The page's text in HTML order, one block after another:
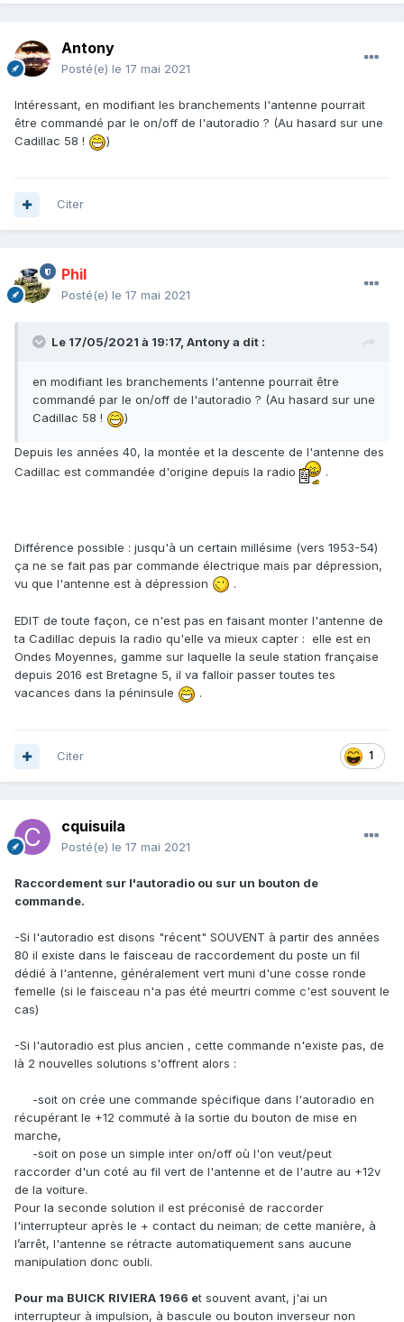
Antony
Posté(e) le 17 mai 2021
Intéressant, en modifiant les branchements l'antenne pourrait
être commandé par le on/off de l'autoradio ? (Au hasard sur une
Cadillac 58 !
)
Citer
Phil
Posté(e) le 17 mai 2021
Le 17/05/2021 à 19:17, Antonya dit :
en modifiant les branchements l'antenne pourrait être
commandé par le on/off de l'autoradio ? (Au hasard sur une
Cadillac 58 !
)
Depuis les années 40, la montée et la descente de l'antenne des
Cadillac est commandée d'origine depuis la radio
.
Différence possible : jusqu'à un certain millésime (vers 1953-54)
ça ne se fait pas par commande électrique mais par dépression,
vu que l'antenne est à dépression
.
EDIT de toute façon, ce n'est pas en faisant monter l'antenne de
ta Cadillac depuis la radio qu'elle va mieux capter : elle est en
Ondes Moyennes, gamme sur laquelle la seule station française
depuis 2016 est Bretagne 5, il va falloir passer toutes tes
vacances dans la péninsule
.
1
Citer
cquisuila
Posté(e) le 17 mai 2021
Raccordement sur l'autoradio ou sur un bouton de
commande.
-Si l'autoradio est disons "récent" SOUVENT à partir des années
80 il existe dans le faisceau de raccordement du poste un fil
dédié à l'antenne, généralement vert muni d'une cosse ronde
femelle (si le faisceau n'a pas été meurtri comme c'est souvent le
cas)
-Si l'autoradio est plus ancien , cette commande n'existe pas, de
là 2 nouvelles solutions s'offrent alors :
-soit on crée une commande spécifique dans l'autoradio en
récupérant le +12 commuté à la sortie du bouton de mise en
marche,
-soit on pose un simple inter on/off où l'on veut/peut
raccorder d'un coté au fil vert de l'antenne et de l'autre au +12v
de la voiture.
Pour la seconde solution il est préconisé de raccorder
l'interrupteur après le + contact du neiman; de cette manière, à
l’arrêt, l'antenne se rétracte automatiquement sans aucune
manipulation donc oubli.
Pour ma BUICK RIVIERA 1966 et souvent avant, j'ai un
interrupteur à impulsion, à bascule ou bouton inverseur non